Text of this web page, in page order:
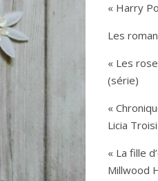
« Harry
Les
« Les
(série)
«
Licia
« La fille
Millwood